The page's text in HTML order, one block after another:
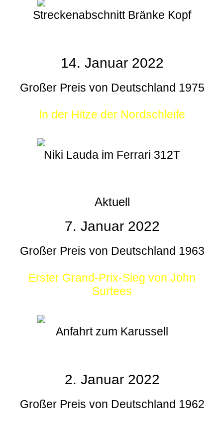
Streckenabschnitt Bränke Kopf
14. Januar 2022
Großer Preis von Deutschland 1975
In der Hitze der Nordschleife
Niki Lauda im Ferrari 312T
Aktuell
7. Januar 2022
Großer Preis von Deutschland 1963
Erster Grand-Prix-Sieg von John
Surtees
Anfahrt zum Karussell
2. Januar 2022
Großer Preis von Deutschland 1962